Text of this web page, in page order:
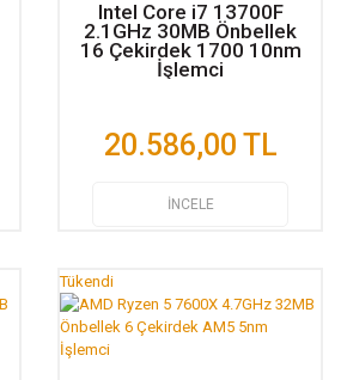
Intel Core i7 13700F
2.1GHz 30MB Önbellek
16 Çekirdek 1700 10nm
İşlemci
20.586,00 TL
İNCELE
Tükendi